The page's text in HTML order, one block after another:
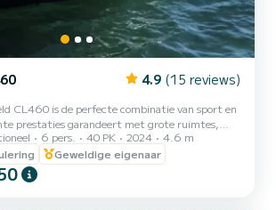
4.9 (15 reviews)
CL460 is de perfecte combinatie van sport en
prestaties garandeert met grote ruimtes,
maar zeer efficiënte lijn. Deze boot heeft
40 pk die 20 knopen kan halen! Dankzij het
capaciteit 6 personen.
6 pers. 40 PK 2024
4.6 m
Geweldige eigenaar